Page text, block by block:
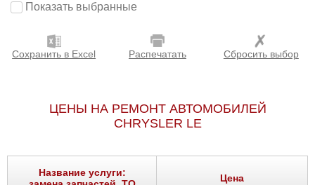
Показать выбранные
Сохранить в Excel Распечатать Сбросить выбор
ЦЕНЫ НА РЕМОНТ АВТОМОБИЛЕЙ
CHRYSLER LE
Название услуги:
Цена